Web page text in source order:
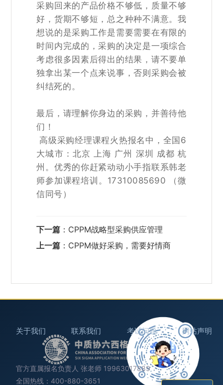
采购回来的产品价格不够低，质量不够
好，货期不够短，总之种种不满意。我
想说的是采购工作是需要需要在有限的
时间内完成的，采购的决定是一项综合
考虑很多因素后得出的结果，请不要单
独拿出某一个点来说事，否则采购会被
纠结死的。
最后，请理解你身边的采购，并善待他
们！
高级采购经理课程火热报名中，全国6
大城市：北京 上海 广州 深圳 成都 杭
州。优秀的你赶紧动动小手指联系韩老
师参加课程培训。17310085690 （微
信同号）
下一篇 ： CPPM战略型采购供应管理
上一篇 ： CPPM做好采购，需要好情商
关于我们 联系我们 考试问题 网站声明
官方直属报名负责人 张老师 19963017889
全国热线：400-880-3651